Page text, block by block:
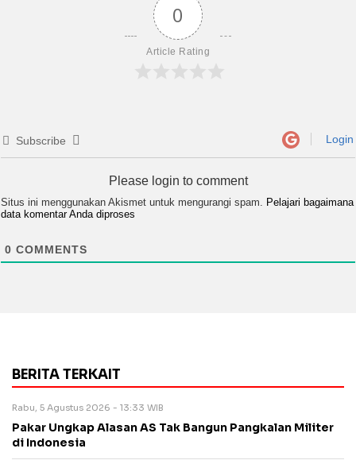
0
Article Rating
Subscribe Login
Please login to comment
Situs ini menggunakan Akismet untuk mengurangi spam.
Pelajari bagaimana
data komentar Anda diproses
0 COMMENTS
BERITA TERKAIT
Rabu, 5 Agustus 2026 - 13:33 WIB
Pakar Ungkap Alasan AS Tak Bangun Pangkalan Militer
di Indonesia